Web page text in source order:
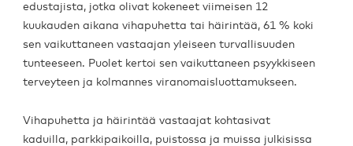
edustajista, jotka olivat kokeneet viimeisen 12
kuukauden aikana vihapuhetta tai häirintää, 61 % koki
sen vaikuttaneen vastaajan yleiseen turvallisuuden
tunteeseen. Puolet kertoi sen vaikuttaneen psyykkiseen
terveyteen ja kolmannes viranomaisluottamukseen.
Vihapuhetta ja häirintää vastaajat kohtasivat
kaduilla, parkkipaikoilla, puistossa ja muissa julkisissa